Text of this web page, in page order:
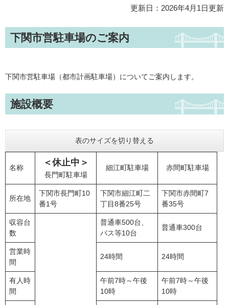
更新日：2026年4月1日更新
下関市営駐車場のご案内
下関市営駐車場（都市計画駐車場）についてご案内します。
施設概要
表のサイズを切り替える
名称 ＜休止中＞
長門町駐車場
細江町駐車場 赤間町駐車場
所在地
下関市長門町10
番1号
下関市細江町二
丁目8番25号
下関市赤間町7
番35号
収容台
数
普通車500台、
バス等10台
普通車300台
営業時
間
24時間 24時間
有人時
間
午前7時～午後
10時
午前7時～午後
10時